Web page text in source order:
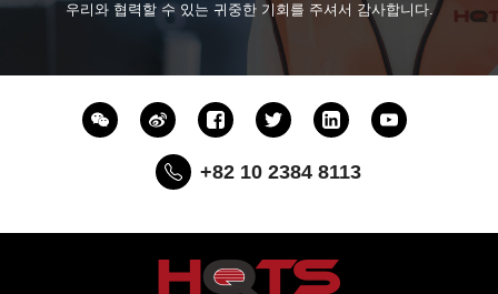
우리와 협력할 수 있는 귀중한 기회를 주셔서 감사합니다.
+82 10 2384 8113